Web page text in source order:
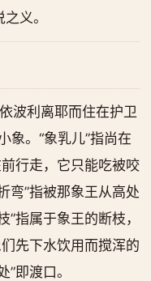
义。
波利离耶而住在护卫
象。“象乳儿”指尚在
行走，它只能吃被咬
弯”指被那象王从高处
指属于象王的断枝，
先下水饮用而搅浑的
即渡口。